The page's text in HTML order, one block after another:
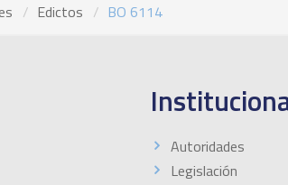
Edictos BO 6114
Autoridades
Legislación